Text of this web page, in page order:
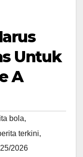
Untuk
A
bola,
terkini,
2026